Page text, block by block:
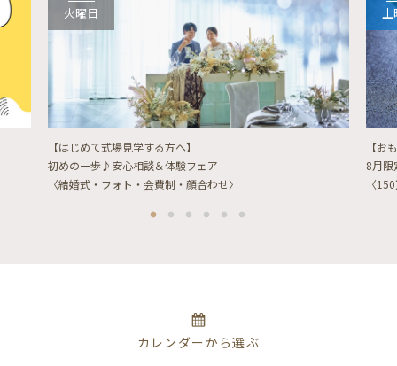
火曜日
【はじめて式場見学する方へ】
初めの一歩♪安心相談＆体験フェア
〈結婚式・フォト・会費制・顔合わせ〉
土
【お
8月限
〈
カレンダーから選ぶ